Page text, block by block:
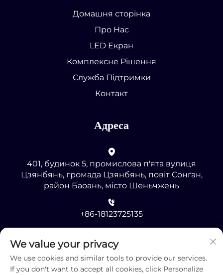
Домашня сторінка
Про Нас
LED Екран
Комплексне Рішення
Служба Підтримки
Контакт
Адреса
401, будинок 5, промислова п'ята вулиця
Цзянбянь, громада Цзянбянь, повіт Сонґан,
район Баоань, місто Шеньчжень
+86-18123725135
[email protected]
We value your privacy
We use cookies and similar tools to provide our services.
If you don't want to accept all cookies, click Personalize